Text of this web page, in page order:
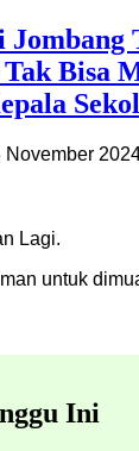
Jombang
Bisa
November
Lagi.
untuk
Ini